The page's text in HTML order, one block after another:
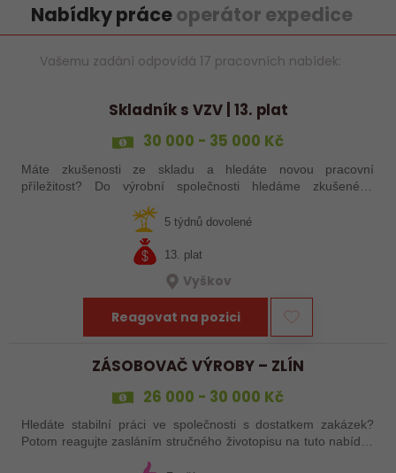
Nabídky práceoperátor expedice
Vašemu zadání odpovídá 17 pracovních nabídek:
Skladník s VZV | 13. plat
30 000 - 35 000 Kč
Máte zkušenosti ze skladu a hledáte novou pracovní
příležitost? Do výrobní společnosti hledáme zkušeného
5 týdnů dovolené
13. plat
Vyškov
Reagovat na pozici
ZÁSOBOVAČ VÝROBY – ZLÍN
26 000 - 30 000 Kč
Hledáte stabilní práci ve společnosti s dostatkem zakázek?
Potom reagujte zasláním stručného životopisu na tuto nabídku